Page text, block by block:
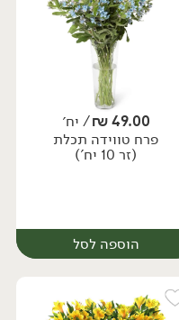
יח׳
49.00
₪/ יח׳
פרח טווידה תכלת
(זר 10 יח')
הוספה לסל